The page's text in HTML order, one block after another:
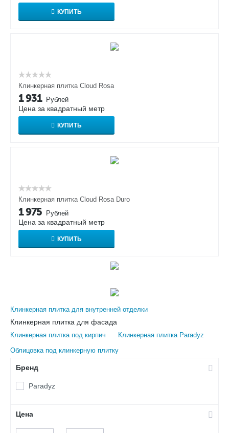
КУПИТЬ
Клинкерная плитка Cloud Rosa
1 931 Рублей
Цена за квадратный метр
КУПИТЬ
Клинкерная плитка Cloud Rosa Duro
1 975 Рублей
Цена за квадратный метр
КУПИТЬ
Клинкерная плитка для внутренней отделки
Клинкерная плитка для фасада
Клинкерная плитка под кирпич
Клинкерная плитка Paradyz
Облицовка под клинкерную плитку
Бренд
Paradyz
Цена